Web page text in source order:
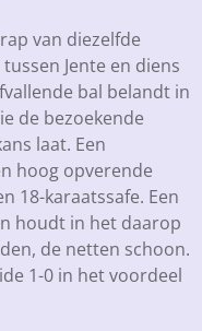
van diezelfde
Jente en diens
bal belandt in
de bezoekende
laat. Een
hoog opverende
18-karaatssafe. Een
houdt in het daarop
de netten schoon.
1-0 in het voordeel